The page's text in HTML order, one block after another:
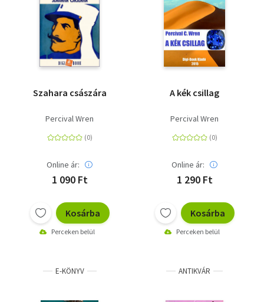
Természettudomány
Történelem
Szahara császára
Percival Wren
Online ár:
1 090 Ft
Kosárba
Perceken belül
A kék csillag
Percival Wren
Online ár:
1 290 Ft
Kosárba
Perceken belül
E-KÖNYV ANTIKVÁR